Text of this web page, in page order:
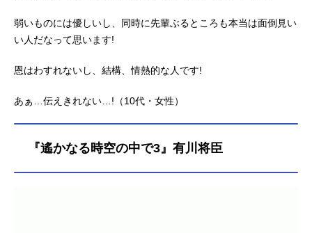
弱いものには優しいし、同時に先輩ぶるところも本当は面倒見い
い人だなって思います!
恩はわすれないし、結構、情熱的な人です!
あぁ…伝えきれない…!（10代・女性）
『遙かなる時空の中で3』有川将臣